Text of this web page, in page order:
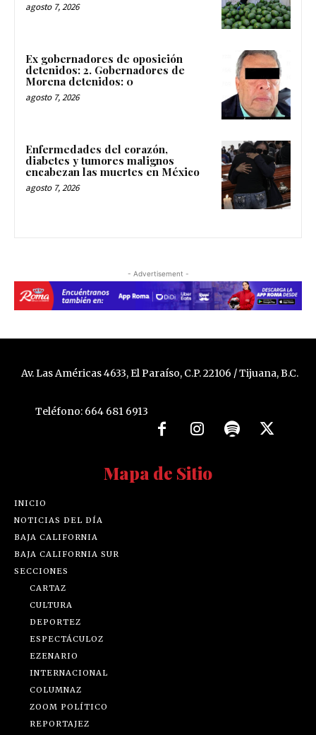
agosto 7, 2026
Ex gobernadores de oposición
detenidos: 2. Gobernadores de
Morena detenidos: 0
agosto 7, 2026
Enfermedades del corazón,
diabetes y tumores malignos
encabezan las muertes en México
agosto 7, 2026
- Advertisement -
Av. Las Américas 4633, El Paraíso, C.P. 22106 / Tijuana, B.C.
Teléfono: 664 681 6913
Mapa de Sitio
INICIO
NOTICIAS DEL DÍA
BAJA CALIFORNIA
BAJA CALIFORNIA SUR
SECCIONES
CARTAZ
CULTURA
DEPORTEZ
ESPECTÁCULOZ
EZENARIO
INTERNACIONAL
COLUMNAZ
ZOOM POLÍTICO
REPORTAJEZ